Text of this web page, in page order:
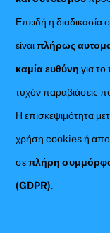
Επειδή η διαδικασία
είναιπλήρως
καμία ευθύνη για το
τυχόν παραβιάσεις
Η επισκεψιμότητα
χρήση cookies ή
σεπλήρη
(GDPR).